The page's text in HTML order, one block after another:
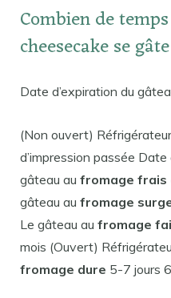
Combien de
cheesecake se
Date d’expiration du
(Non ouvert)
d’impression passée
gâteau au fromage frais
gâteau au fromage
Le gâteau au fromage
mois (Ouvert)
fromage dure 5-7 jours